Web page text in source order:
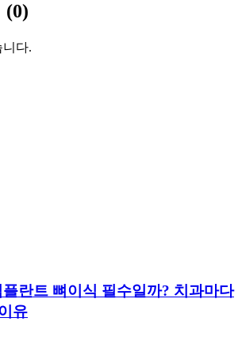
(0)
다.
란트 뼈이식 필수일까? 치과마다
유